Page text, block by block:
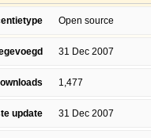
Open source
31 Dec 2007
1,477
update 31 Dec 2007